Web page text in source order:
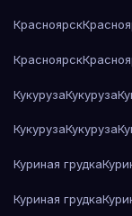
Красноярск
Красноярск
КукурузаКукуруза
КукурузаКукуруза
Куриная грудка
Куриная грудка